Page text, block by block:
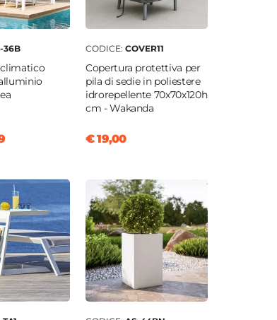
36B CODICE: COVER11
Copertura protettiva per
pila di sedie in poliestere
idrorepellente 70x70x120h
cm - Wakanda
€ 19,00